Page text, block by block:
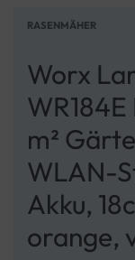
RASENMÄHER
Worx
m²
WLAN-
Akku,
orange,